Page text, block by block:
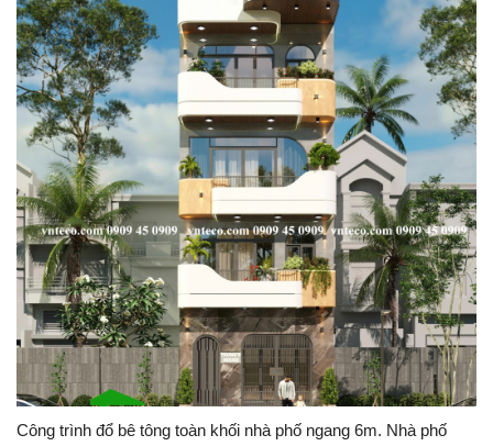
Công trình đổ bê tông toàn khối nhà phố ngang 6m. Nhà phố